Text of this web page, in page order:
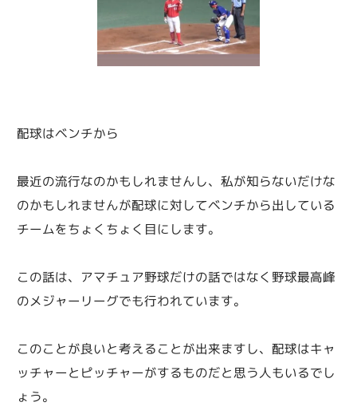
配球はベンチから
最近の流行なのかもしれませんし、私が知らないだけな
のかもしれませんが配球に対してベンチから出している
チームをちょくちょく目にします。
この話は、アマチュア野球だけの話ではなく野球最高峰
のメジャーリーグでも行われています。
このことが良いと考えることが出来ますし、配球はキャ
ッチャーとピッチャーがするものだと思う人もいるでし
ょう。